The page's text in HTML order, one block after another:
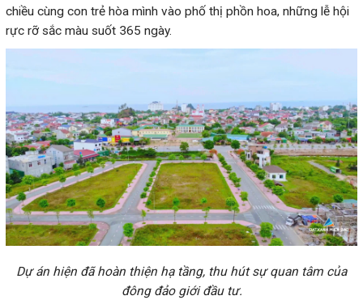
chiều cùng con trẻ hòa mình vào phố thị phồn hoa, những lễ hội
đông đảo giới đầu tư.